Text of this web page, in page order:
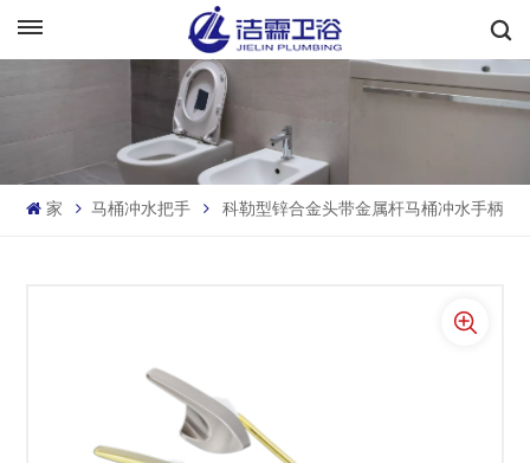
Français
Português
家 马桶冲水把手 科勒型锌合金头带金属杆马桶冲水手柄